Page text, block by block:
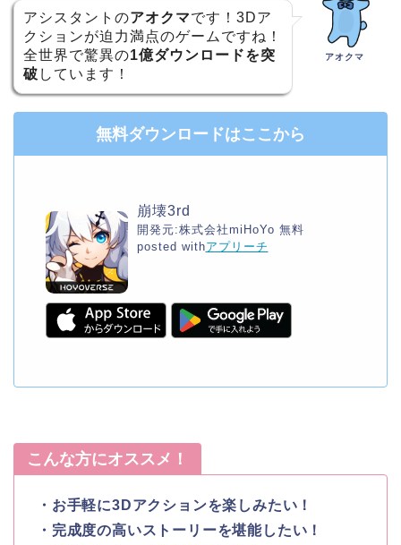
アシスタントのアオクマです！3Dア
クションが迫力満点のゲームですね！
全世界で驚異の1億ダウンロードを突
破 しています！
アオクマ
無料ダウンロードはここから
崩壊3rd
開発元:株式会社miHoYo 無料
posted withアプリーチ
こんな方にオススメ！
・お手軽に3Dアクションを楽しみたい！
・完成度の高いストーリーを堪能したい！